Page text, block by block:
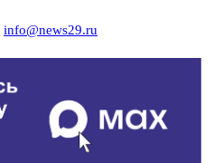
info@news29.ru